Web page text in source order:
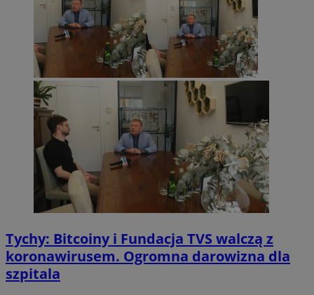
Tychy: Bitcoiny i Fundacja TVS walczą z
koronawirusem. Ogromna darowizna dla
szpitala